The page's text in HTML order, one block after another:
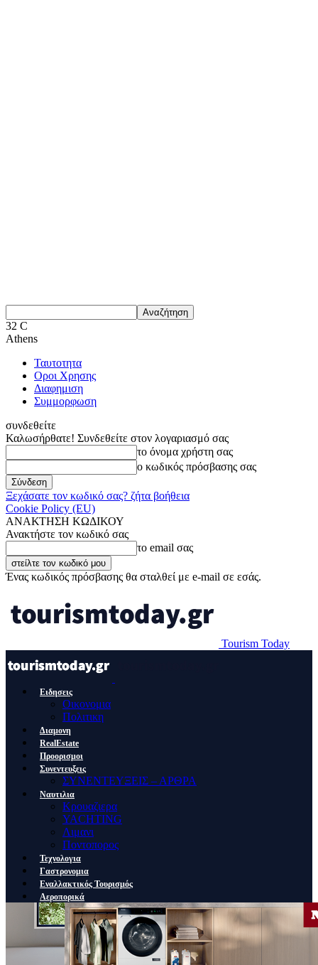
32 C
Athens
Ταυτοτητα
Οροι Χρησης
Διαφημιση
Συμμορφωση
συνδεθείτε
Καλωσήρθατε! Συνδεθείτε στον λογαριασμό σας
το όνομα χρήστη σας
ο κωδικός πρόσβασης σας
Ξεχάσατε τον κωδικό σας? ζήτα βοήθεια
Cookie Policy (EU)
ΑΝΑΚΤΗΣΗ ΚΩΔΙΚΟΥ
Ανακτήστε τον κωδικό σας
το email σας
Ένας κωδικός πρόσβασης θα σταλθεί με e-mail σε εσάς.
Tourism Today
Ειδησεις
Οικονομια
Πολιτικη
Διαμονη
RealEstate
Προορισμοι
Συνεντευξεις
ΣΥΝΕΝΤΕΥΞΕΙΣ – ΑΡΘΡΑ
Ναυτιλια
Κρουαζιερα
YACHTING
Λιμανι
Ποντοπορος
Τεχνολογια
Γαστρονομια
Εναλλακτικός Τουρισμός
Αεροπορικά